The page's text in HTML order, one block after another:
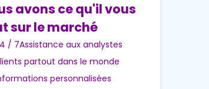
avons ce qu'il vous
sur le marché
/ 7Assistance aux analystes
partout dans le monde
personnalisées